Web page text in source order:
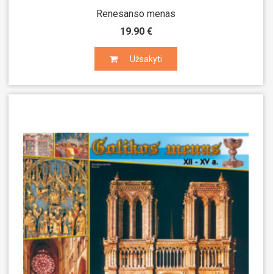
Renesanso menas
19.90 €
Užsakyti
Užsakyti